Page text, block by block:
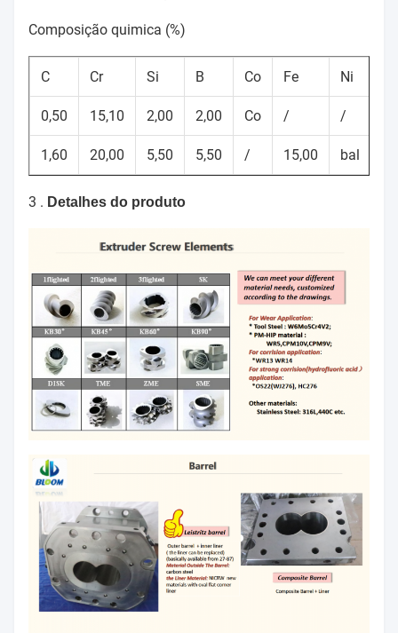
Composição quimica (%)
C Cr Si B Co Fe Ni
0,50 15,10 2,00 2,00 Co / /
1,60 20,00 5,50 5,50 / 15,00 bal
3 . Detalhes do produto